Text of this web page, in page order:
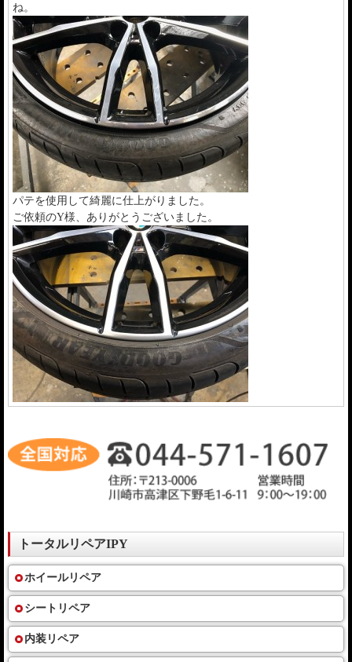
ね。
パテを使用して綺麗に仕上がりました。
ご依頼のY様、ありがとうございました。
トータルリペアIPY
ホイールリペア
シートリペア
内装リペア